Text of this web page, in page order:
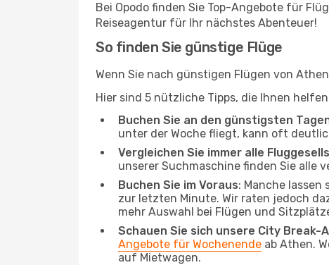
Bei Opodo finden Sie Top-Angebote für
Reiseagentur für Ihr nächstes Abenteuer!
So finden Sie günstige Flüge
Wenn Sie nach günstigen Flügen von
Hier sind 5 nützliche Tipps, die Ihnen
Buchen Sie an den günstigsten
unter der Woche fliegt, kann oft
Vergleichen Sie immer alle
unserer Suchmaschine finden Sie alle
Buchen Sie im Voraus: Manche
zur letzten Minute. Wir raten jedoch
mehr Auswahl bei Flügen und
Schauen Sie sich unsere City Break-
Angebote für Wochenende ab Athen.
auf Mietwagen.